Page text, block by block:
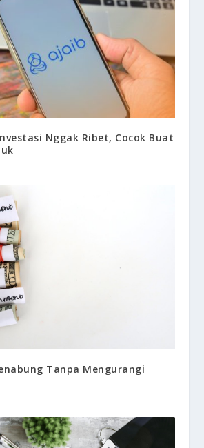
Nggak Ribet, Cocok Buat
Tanpa Mengurangi